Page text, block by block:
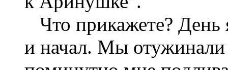
Что прикажете? День
и начал. Мы